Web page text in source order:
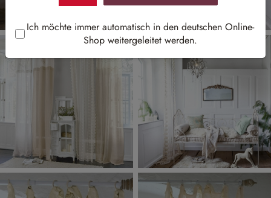
Ich möchte immer automatisch in den deutschen Online-
Shop weitergeleitet werden.